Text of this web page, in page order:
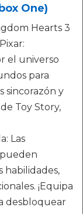
One)
Hearts 3
el universo
para
sincorazón y
Toy Story,
Las
pueden
habilidades,
¡Equipa
desbloquear